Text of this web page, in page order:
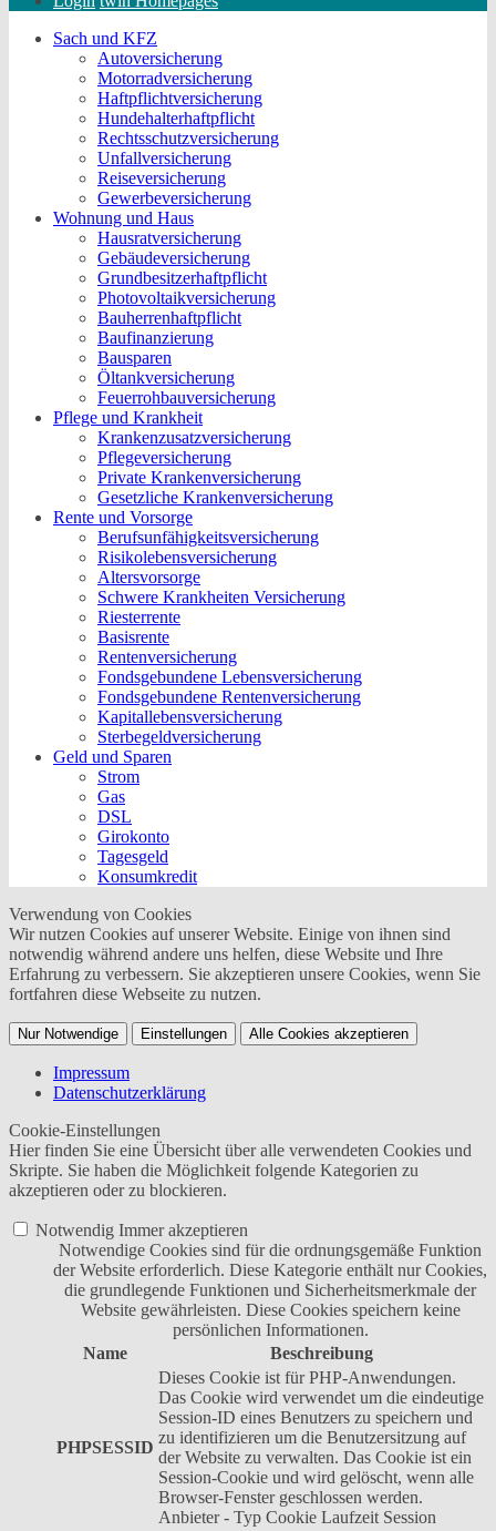
Sach und KFZ
Autoversicherung
Motorradversicherung
Haftpflichtversicherung
Hundehalterhaftpflicht
Rechtsschutzversicherung
Unfallversicherung
Reiseversicherung
Gewerbeversicherung
Wohnung und Haus
Hausratversicherung
Gebäudeversicherung
Grundbesitzerhaftpflicht
Photovoltaikversicherung
Bauherrenhaftpflicht
Baufinanzierung
Bausparen
Öltankversicherung
Feuerrohbauversicherung
Pflege und Krankheit
Krankenzusatzversicherung
Pflegeversicherung
Private Krankenversicherung
Gesetzliche Krankenversicherung
Rente und Vorsorge
Berufs­unfähigkeitsversicherung
Risikolebensversicherung
Altersvorsorge
Schwere Krankheiten Versicherung
Riesterrente
Basisrente
Rentenversicherung
Fondsgebundene Lebensversicherung
Fondsgebundene Rentenversicherung
Kapitallebensversicherung
Sterbegeldversicherung
Geld und Sparen
Strom
Gas
DSL
Girokonto
Tagesgeld
Konsumkredit
Verwendung von Cookies
Wir nutzen Cookies auf unserer Website. Einige von ihnen sind
notwendig während andere uns helfen, diese Website und Ihre
Erfahrung zu verbessern. Sie akzeptieren unsere Cookies, wenn Sie
fortfahren diese Webseite zu nutzen.
Nur Notwendige Einstellungen Alle Cookies akzeptieren
Impressum
Datenschutzerklärung
Cookie-Einstellungen
Hier finden Sie eine Übersicht über alle verwendeten Cookies und
Skripte. Sie haben die Möglichkeit folgende Kategorien zu
akzeptieren oder zu blockieren.
Notwendig Immer akzeptieren
Notwendige Cookies sind für die ordnungsgemäße Funktion
der Website erforderlich. Diese Kategorie enthält nur Cookies,
die grundlegende Funktionen und Sicherheitsmerkmale der
Website gewährleisten. Diese Cookies speichern keine
persönlichen Informationen.
Name
Beschreibung
PHPSESSID
Dieses Cookie ist für PHP-Anwendungen.
Das Cookie wird verwendet um die eindeutige
Session-ID eines Benutzers zu speichern und
zu identifizieren um die Benutzersitzung auf
der Website zu verwalten. Das Cookie ist ein
Session-Cookie und wird gelöscht, wenn alle
Browser-Fenster geschlossen werden.
Anbieter - Typ Cookie Laufzeit Session